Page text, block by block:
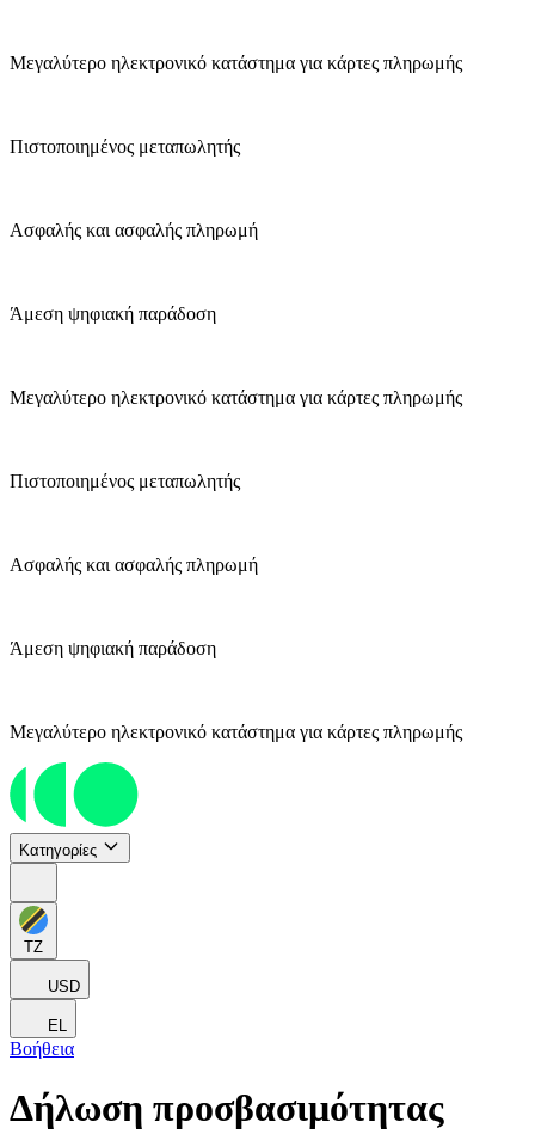
Μεγαλύτερο ηλεκτρονικό κατάστημα για κάρτες πληρωμής
Πιστοποιημένος μεταπωλητής
Ασφαλής και ασφαλής πληρωμή
Άμεση ψηφιακή παράδοση
Μεγαλύτερο ηλεκτρονικό κατάστημα για κάρτες πληρωμής
Πιστοποιημένος μεταπωλητής
Ασφαλής και ασφαλής πληρωμή
Άμεση ψηφιακή παράδοση
Μεγαλύτερο ηλεκτρονικό κατάστημα για κάρτες πληρωμής
Κατηγορίες
TZ
USD
EL
Βοήθεια
Δήλωση προσβασιμότητας